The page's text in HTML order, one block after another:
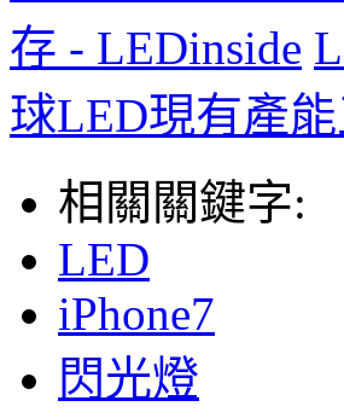
存 - LEDinside
球LED現有產
相關關鍵字:
LED
iPhone7
閃光燈